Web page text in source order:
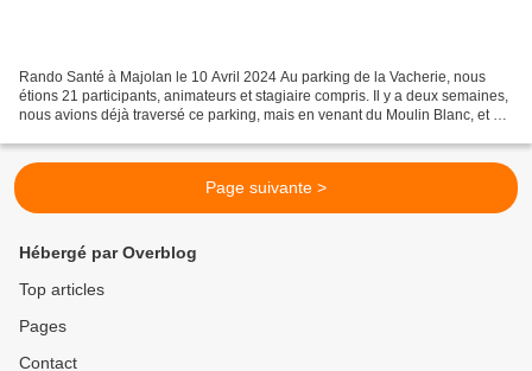
Rando Santé à Majolan le 10 Avril 2024 Au parking de la Vacherie, nous
étions 21 participants, animateurs et stagiaire compris. Il y a deux semaines,
nous avions déjà traversé ce parking, mais en venant du Moulin Blanc, et en
Page suivante >
Hébergé par Overblog
Top articles
Pages
Contact